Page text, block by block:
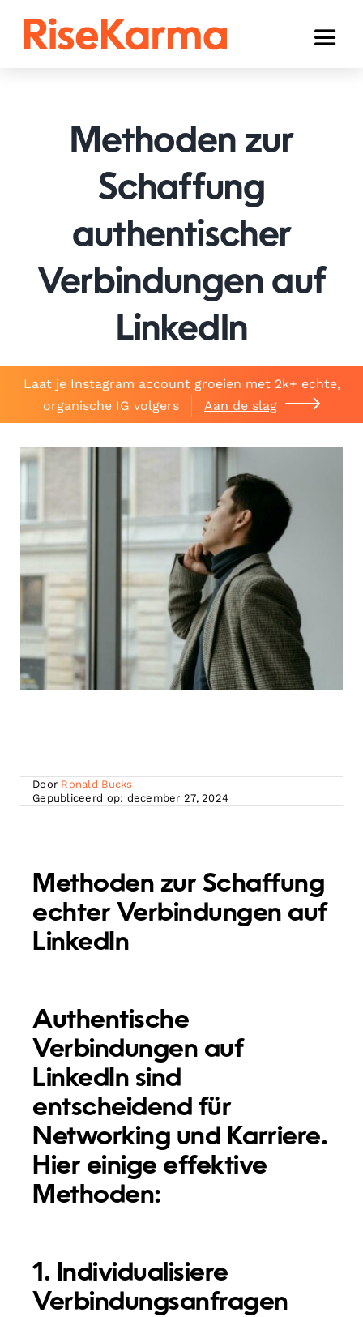
Toggle
TikTok
YouTube
Twitter (𝕏)
Anderen
Winkelwagen
Methoden zur
Schaffung
authentischer
Verbindungen auf
LinkedIn
Laat je Instagram account groeien met 2k+ echte,
organische IG volgers
Aan de slag
Door Ronald Bucks
Gepubliceerd op: december 27, 2024
Methoden zur Schaffung
echter Verbindungen auf
LinkedIn
Authentische
Verbindungen auf
LinkedIn sind
entscheidend für
Networking und Karriere.
Hier einige effektive
Methoden:
1. Individualisiere
Verbindungsanfragen